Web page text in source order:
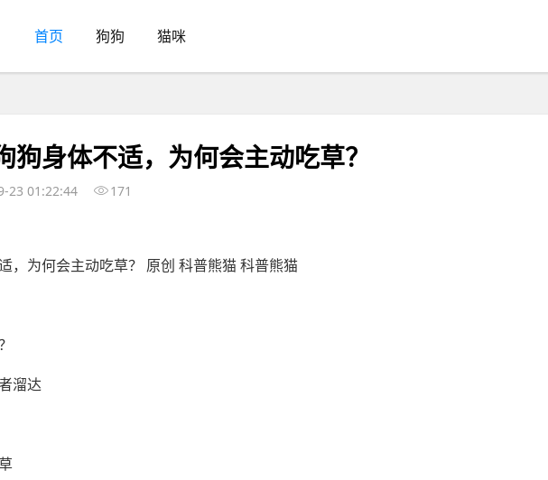
首页 狗狗 猫咪
狗身体不适，为何会主动吃草？
23 01:22:44 171
，为何会主动吃草？ 原创 科普熊猫 科普熊猫
溜达